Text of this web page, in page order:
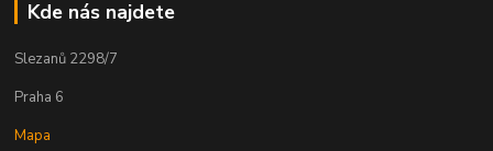
Kde nás najdete
Slezanů 2298/7
Praha 6
Mapa